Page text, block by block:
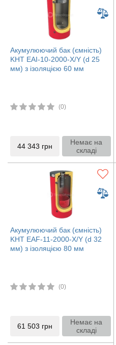
Акумулюючий бак (ємність)
KHT EAI-10-2000-X/Y (d 25
мм) з ізоляцією 60 мм
(0)
44 343 грн
Немає на
складі
Акумулюючий бак (ємність)
KHT EAF-11-2000-X/Y (d 32
мм) з ізоляцією 80 мм
(0)
61 503 грн
Немає на
складі